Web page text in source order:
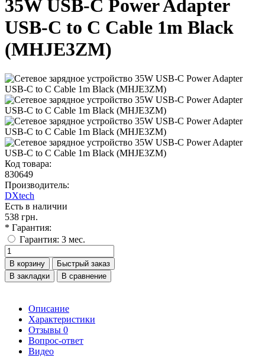
35W USB-C Power Adapter
USB-C to С Cable 1m Black
(MHJE3ZM)
Код товара:
830649
Производитель:
DXtech
Есть в наличии
538 грн.
* Гарантия:
Гарантия: 3 мес.
В корзину
Быстрый заказ
В закладки
В сравнение
Описание
Характеристики
Отзывы 0
Вопрос-ответ
Видео